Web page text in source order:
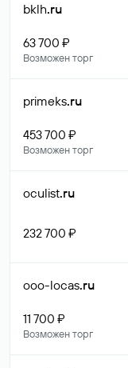
bklh.ru
63 700 ₽
Возможен торг
primeks.ru
453 700 ₽
Возможен торг
oculist.ru
232 700 ₽
ooo-locas.ru
11 700 ₽
Возможен торг